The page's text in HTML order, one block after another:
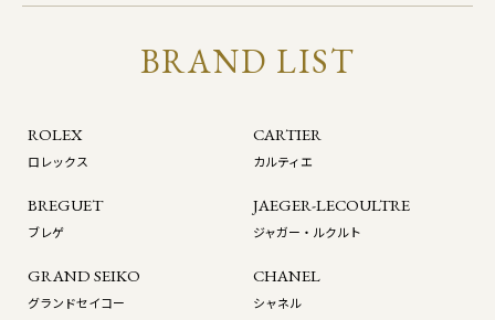
BRAND LIST
ROLEX
ロレックス
CARTIER
カルティエ
BREGUET
ブレゲ
JAEGER-LECOULTRE
ジャガー・ルクルト
GRAND SEIKO
グランドセイコー
CHANEL
シャネル